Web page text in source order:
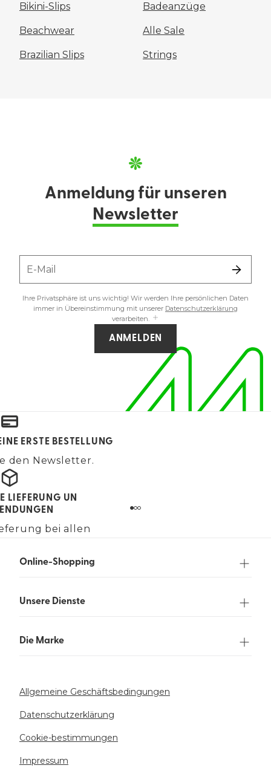
Bikini-Slips Badeanzüge
Beachwear Alle Sale
Brazilian Slips Strings
Anmeldung für unseren
Newsletter
E-Mail
Ihre Privatsphäre ist uns wichtig! Wir werden Ihre persönlichen Daten
immer in Übereinstimmung mit unserer Datenschutzerklärung
verarbeiten.
ANMELDEN
ERSTE BESTELLUNG
den Newsletter.
LIEFERUNG UN
bei allen
Online-Shopping
Unsere Dienste
Die Marke
Allgemeine Geschäftsbedingungen
Datenschutzerklärung
Cookie-bestimmungen
Impressum